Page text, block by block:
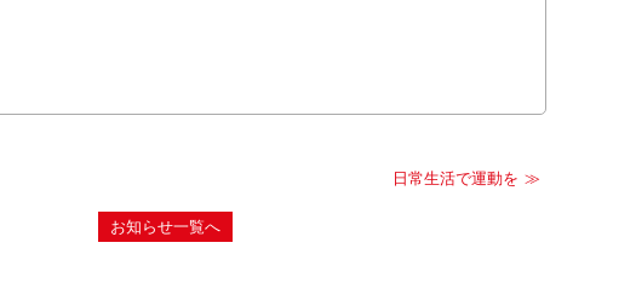
日常生活で運動を
お知らせ一覧へ